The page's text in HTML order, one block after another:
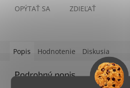
OPÝTAŤ SA ZDIEĽAŤ
Popis Hodnotenie Diskusia
Podrobný popis